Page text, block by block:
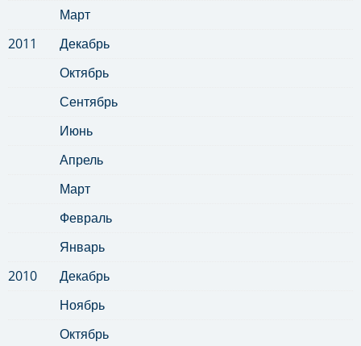
Март
2011
Декабрь
Октябрь
Сентябрь
Июнь
Апрель
Март
Февраль
Январь
2010
Декабрь
Ноябрь
Октябрь